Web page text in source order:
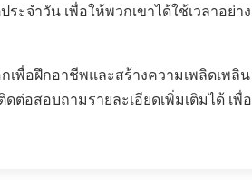
ะจำวัน เพื่อให้พวกเขาได้ใช้เวลาอย่าง
พื่อฝึกอาชีพและสร้างความเพลิดเพลิน
อสอบถามรายละเอียดเพิ่มเติมได้ เพื่อ